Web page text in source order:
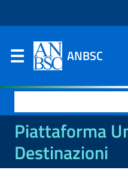
ANBSC
per:
Piattaforma
Destinazioni